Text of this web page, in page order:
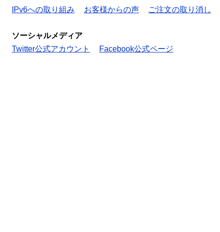
IPv6への取り組み
お客様からの声 ご注文の取り消し
ソーシャルメディア
Twitter公式アカウント
Facebook公式ページ